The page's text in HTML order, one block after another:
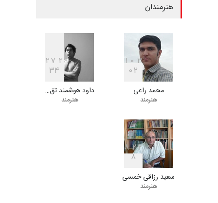
فراخوان مسابقۀ بین‌المللی
ششمین جشنوارۀ بین‌المللی
کارتون «لبخند دریا»…
مهلت
هنرمندان
103
02
محمد راعی
هنرمند
27 2
34
داود هوشمند تق…
هنرمند
826
8
سعید رزاقی خمسی
هنرمند